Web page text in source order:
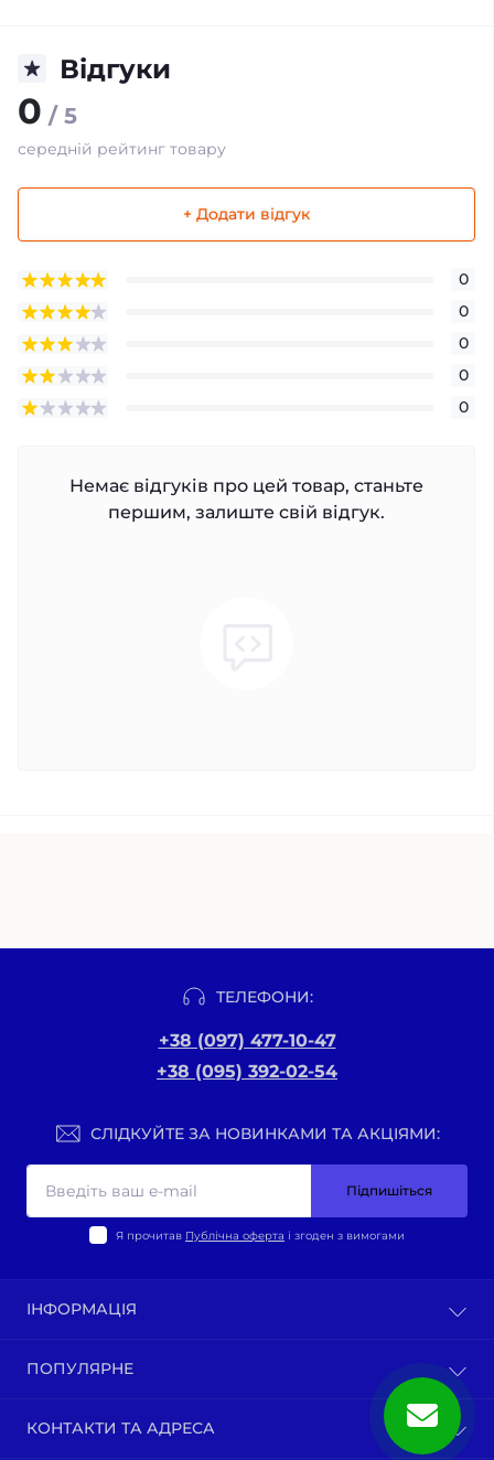
Відгуки
0 / 5
середній рейтинг товару
+ Додати відгук
0
0
0
0
0
Немає відгуків про цей товар, станьте
першим, залиште свій відгук.
ТЕЛЕФОНИ:
+38 (097) 477-10-47
+38 (095) 392-02-54
СЛІДКУЙТЕ ЗА НОВИНКАМИ ТА АКЦІЯМИ:
Підпишіться
Я прочитав Публічна оферта і згоден з вимогами
ІНФОРМАЦІЯ
Політика конфіденційності
Про нас
ПОПУЛЯРНЕ
Запчастини мотоциклів китай
КОНТАКТИ ТА АДРЕСА